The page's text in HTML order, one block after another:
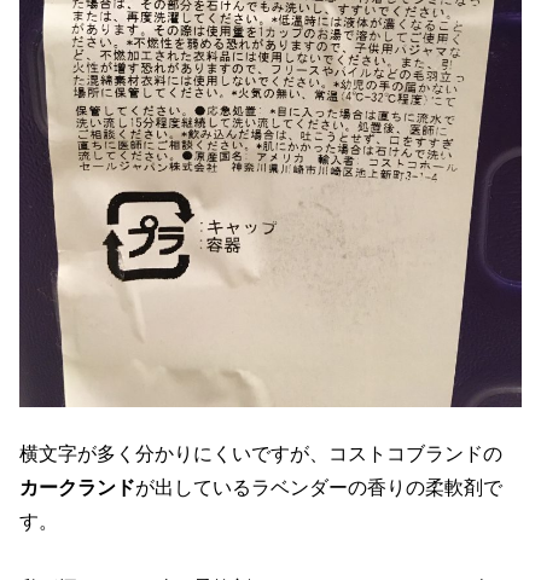
横文字が多く分かりにくいですが、コストコブランドの
カークランドが出しているラベンダーの香りの柔軟剤で
す。